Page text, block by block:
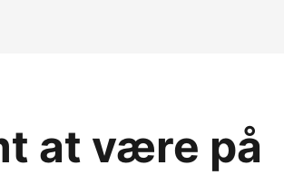
at være på